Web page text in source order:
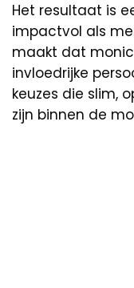
Het resultaat is
impactvol als
maakt dat
invloedrijke
keuzes die slim,
zijn binnen de